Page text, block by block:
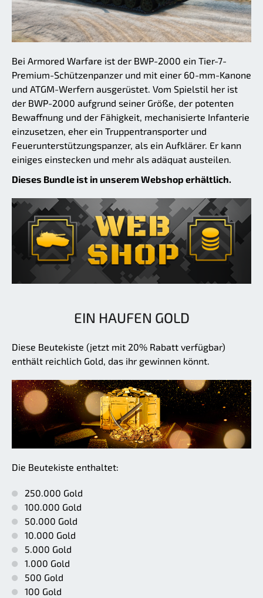
Bei Armored Warfare ist der BWP-2000 ein Tier-7-
Premium-Schützenpanzer und mit einer 60-mm-Kanone
und ATGM-Werfern ausgerüstet. Vom Spielstil her ist
der BWP-2000 aufgrund seiner Größe, der potenten
Bewaffnung und der Fähigkeit, mechanisierte Infanterie
einzusetzen, eher ein Truppentransporter und
Feuerunterstützungspanzer, als ein Aufklärer. Er kann
einiges einstecken und mehr als adäquat austeilen.
Dieses Bundle ist in unserem Webshop erhältlich.
EIN HAUFEN GOLD
Diese Beutekiste (jetzt mit 20% Rabatt verfügbar)
enthält reichlich Gold, das ihr gewinnen könnt.
Die Beutekiste enthaltet:
250.000 Gold
100.000 Gold
50.000 Gold
10.000 Gold
5.000 Gold
1.000 Gold
500 Gold
100 Gold